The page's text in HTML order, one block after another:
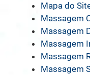
Mapa do
Massagem
Massagem
Massagem
Massagem
Massagem